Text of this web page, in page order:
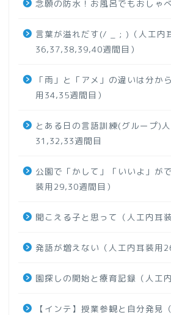
念願の防水！お風呂でもおしゃ
言葉が溢れだす(/ _ ; )（人工内
36,37,38,39,40週間目）
「雨」と「アメ」の違いは分か
用34,35週間目）
とある日の言語訓練(グループ)
31,32,33週間目
公園で「かして」「いいよ」が
装用29,30週間目）
聞こえる子と思って（人工内耳
発語が増えない（人工内耳装用
園探しの開始と療育記録（人工
【インテ】授業参観と自分発見